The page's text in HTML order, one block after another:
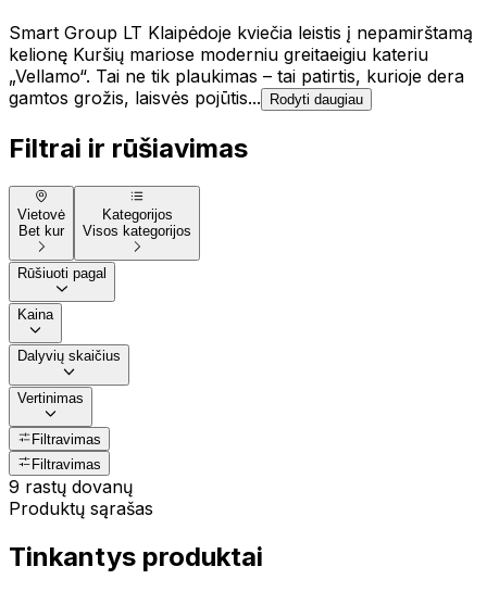
Smart Group LT Klaipėdoje kviečia leistis į nepamirštamą
kelionę Kuršių mariose moderniu greitaeigiu kateriu
„Vellamo“. Tai ne tik plaukimas – tai patirtis, kurioje dera
gamtos grožis, laisvės pojūtis...
Rodyti daugiau
Filtrai ir rūšiavimas
Vietovė
Bet kur
Kategorijos
Visos kategorijos
Rūšiuoti pagal
Kaina
Dalyvių skaičius
Vertinimas
Filtravimas
Filtravimas
9 rastų dovanų
Produktų sąrašas
Tinkantys produktai